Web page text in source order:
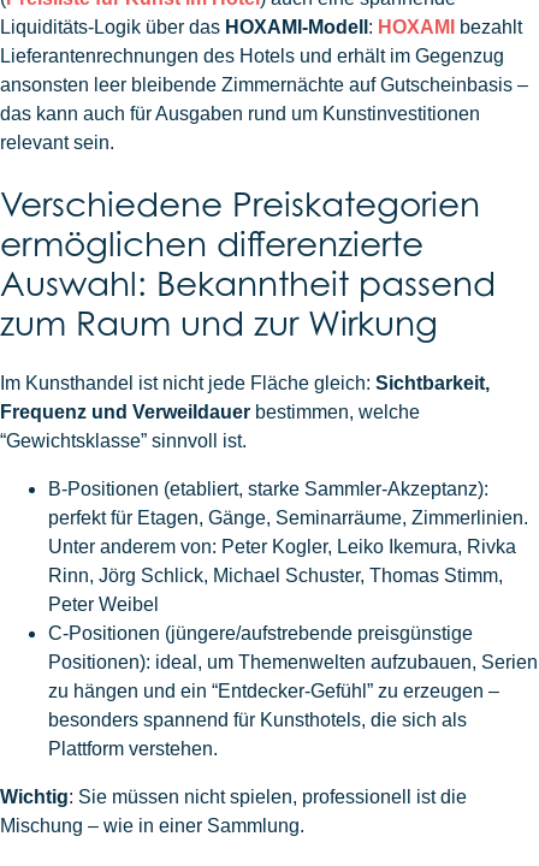
Liquiditäts-Logik über das HOXAMI-Modell : HOXAMI
bezahlt
Lieferantenrechnungen des Hotels und erhält im Gegenzug
ansonsten leer bleibende Zimmernächte auf Gutscheinbasis –
das kann auch für Ausgaben rund um Kunstinvestitionen
relevant sein.
Verschiedene Preiskategorien
ermöglichen differenzierte
Auswahl: Bekanntheit passend
zum Raum und zur Wirkung
Im Kunsthandel ist nicht jede Fläche gleich: Sichtbarkeit,
Frequenz und Verweildauer bestimmen, welche
“Gewichtsklasse” sinnvoll ist.
B-Positionen (etabliert, starke Sammler-Akzeptanz):
perfekt für Etagen, Gänge, Seminarräume, Zimmerlinien.
Unter anderem von: Peter Kogler, Leiko Ikemura, Rivka
Rinn, Jörg Schlick, Michael Schuster, Thomas Stimm,
Peter Weibel
C-Positionen (jüngere/aufstrebende preisgünstige
Positionen): ideal, um Themenwelten aufzubauen, Serien
zu hängen und ein “Entdecker-Gefühl” zu erzeugen –
besonders spannend für Kunsthotels, die sich als
Plattform verstehen.
Wichtig: Sie müssen nicht spielen, professionell ist die
Mischung – wie in einer Sammlung.